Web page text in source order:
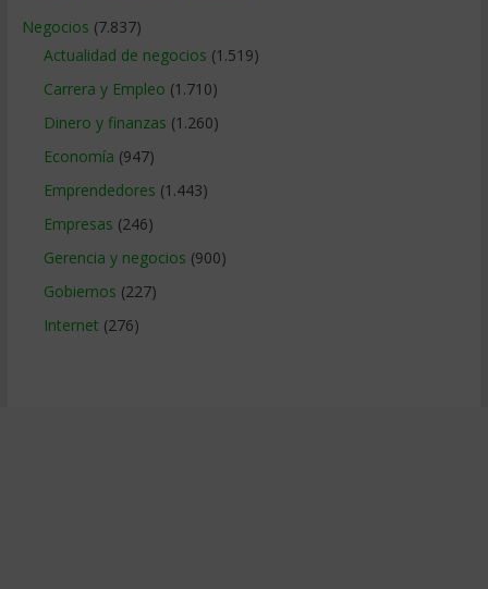
Negocios (7.837)
Actualidad de negocios (1.519)
Carrera y Empleo (1.710)
Dinero y finanzas (1.260)
Economía (947)
Emprendedores (1.443)
Empresas (246)
Gerencia y negocios (900)
Gobiernos (227)
Internet (276)